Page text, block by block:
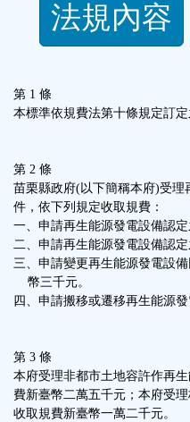
規
功
按
鈕
區
法規內容
第 1 條
本標準依規費法第十條規定訂定
第 2 條
苗栗縣政府(以下簡稱本府)受
件，依下列規定收取規費：
一、申請再生能源發電設備認
二、申請再生能源發電設備認
三、申請變更再生能源發電設
幣三千元。
四、申請搬移或遷移再生能源
第 3 條
本府受理非都市土地容許作再
費新臺幣二萬五千元；本府受
收取規費新臺幣一萬二千元。